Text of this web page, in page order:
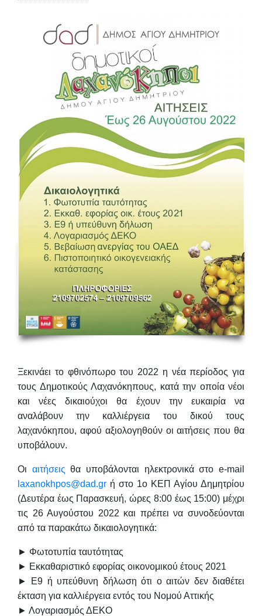
Ξεκινάει το φθινόπωρο του 2022 η νέα περίοδος για
τους Δημοτικούς Λαχανόκηπους, κατά την οποία νέοι
και νέες δικαιούχοι θα έχουν την ευκαιρία να
αναλάβουν την καλλιέργεια του δικού τους
λαχανόκηπου, αφού αξιολογηθούν οι αιτήσεις που θα
υποβάλουν.
Οι αιτήσεις θα υποβάλονται ηλεκτρονικά στο e-mail
laxanokhpos@dad.gr ή στο 1o KEΠ Αγίου Δημητρίου
(Δευτέρα έως Παρασκευή, ώρες 8:00 έως 15:00) μέχρι
τις 26 Αυγούστου 2022 και πρέπει να συνοδεύονται
από τα παρακάτω δικαιολογητικά:
► Φωτοτυπία ταυτότητας
► Εκκαθαριστικό εφορίας οικονομικού έτους 2021
► Ε9 ή υπεύθυνη δήλωση ότι ο αιτών δεν διαθέτει
έκταση για καλλιέργεια εντός του Νομού Αττικής
► Λογαριασμός ΔΕΚΟ